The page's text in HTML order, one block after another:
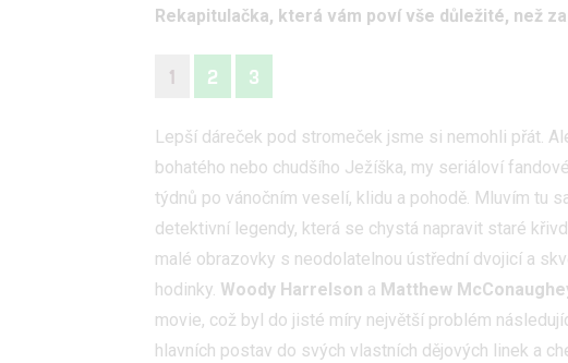
Rekapitulačka, která vám poví vše důležité, než
1 2 3
Lepší dáreček pod stromeček jsme si nemohli přát.
bohatého nebo chudšího Ježíška, my seriáloví
týdnů po vánočním veselí, klidu a pohodě. Mluvím tu
detektivní legendy, která se chystá napravit staré
malé obrazovky s neodolatelnou ústřední dvojicí a
hodinky. Woody Harrelson a Matthew
movie, což byl do jisté míry největší problém
hlavních postav do svých vlastních dějových linek a